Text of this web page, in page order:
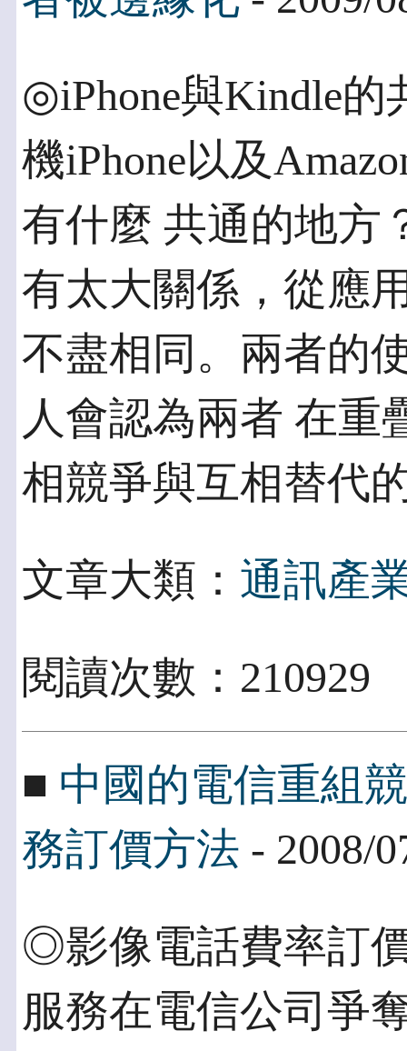
◎iPhone與Kindle的
機iPhone以及
有什麼 共通的地方
有太大關係，從應
不盡相同。兩者的
人會認為兩者 在重
相競爭與互相替代
文章大類： 通訊產
閱讀次數：
■ 中國的電信重組
務訂價方法 - 2008/
◎影像電話費率訂
服務在電信公司爭